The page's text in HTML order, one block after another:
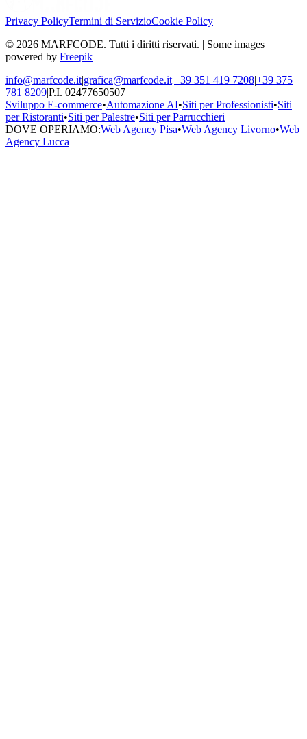
Privacy PolicyTermini di ServizioCookie Policy
© 2026 MARFCODE. Tutti i diritti riservati. | Some images
powered by Freepik
info@marfcode.it|grafica@marfcode.it|+39 351 419 7208|+39 375
781 8209|P.I. 02477650507
Sviluppo E-commerce•Automazione AI•Siti per Professionisti•Siti
per Ristoranti•Siti per Palestre•Siti per Parrucchieri
DOVE OPERIAMO:Web Agency Pisa•Web Agency Livorno•Web
Agency Lucca